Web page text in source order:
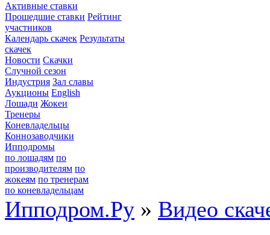
Активные ставки
Прошедшие ставки Рейтинг
участников
Календарь скачек Результаты
скачек
Новости Скачки
Случной сезон
Индустрия Зал славы
Аукционы English
Лошади Жокеи
Тренеры
Коневладельцы
Коннозаводчики
Ипподромы
по лошадям по
производителям по
жокеям по тренерам
по коневладельцам
Ипподром.Ру » Видео